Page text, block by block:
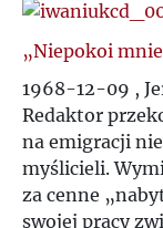
„Niepokoi
1968-12-09 ,
Redaktor
na emigracji
myślicieli.
za cenne
swojej pracy